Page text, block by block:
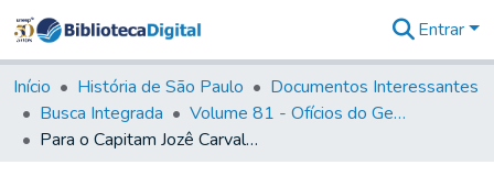
&
Coleções
Tudo na
Biblioteca
Entrar
Início História de São Paulo
Documentos Interessantes
Busca Integrada
Volume 81 - Ofícios do General Martim Lopes de Saldanha (Governador da Capitania)
Para o Capitam Jozê Carvalho de Macedo de Taubaté.